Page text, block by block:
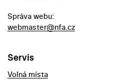
Správa webu:
webmaster@nfa.cz
Servis
Volná místa